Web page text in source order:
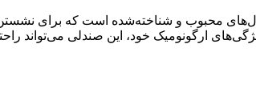
محبوب و شناخته‌شده است که برای
ارگونومیک خود، این صندلی می‌تواند